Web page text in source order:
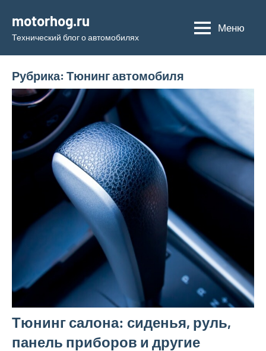
содержимому
motorhog.ru
Технический блог о автомобилях
Меню
Рубрика: Тюнинг автомобиля
Тюнинг салона: сиденья, руль,
панель приборов и другие